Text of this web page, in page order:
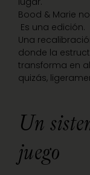
Bood & Marie
Es una edición.
Una
donde la
transforma en
quizás,
Un
juego